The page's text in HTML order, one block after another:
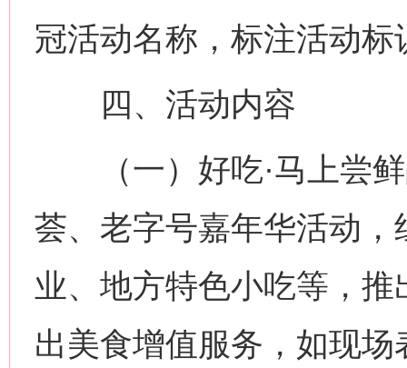
冠活动名称，标注活动标
四、活动内容
（一）好吃·马上尝鲜
荟、老字号嘉年华活动
业、地方特色小吃等，
出美食增值服务，如现